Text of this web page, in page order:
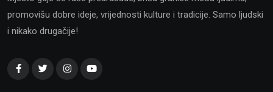
promovišu dobre ideje, vrijednosti kulture i tradicije. Samo ljudski
i nikako drugačije!